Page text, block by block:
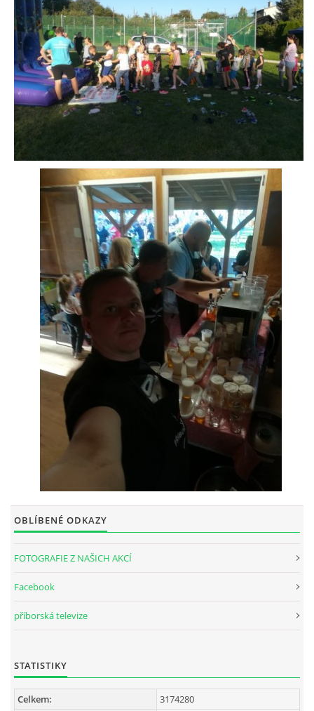
OBLÍBENÉ ODKAZY
FOTOGRAFIE Z NAŠICH AKCÍ
Facebook
příborská televize
STATISTIKY
Celkem: 3174280